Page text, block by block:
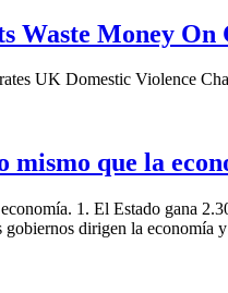
Waste Money
UK Domestic Violence
que la
1. El Estado gana
gobiernos dirigen la